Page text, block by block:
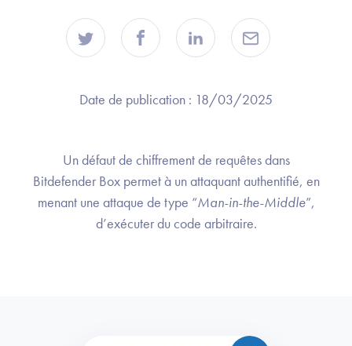
Date de publication : 18/03/2025
Un défaut de chiffrement de requêtes dans
Bitdefender Box permet à un attaquant authentifié, en
menant une attaque de type “Man-in-the-Middle”,
d’exécuter du code arbitraire.